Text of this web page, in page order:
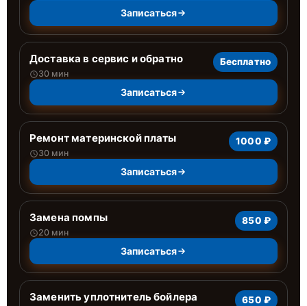
Записаться
Доставка в сервис и обратно
30 мин
Бесплатно
Записаться
Ремонт материнской платы
30 мин
1000 ₽
Записаться
Замена помпы
20 мин
850 ₽
Записаться
Заменить уплотнитель бойлера 650 ₽